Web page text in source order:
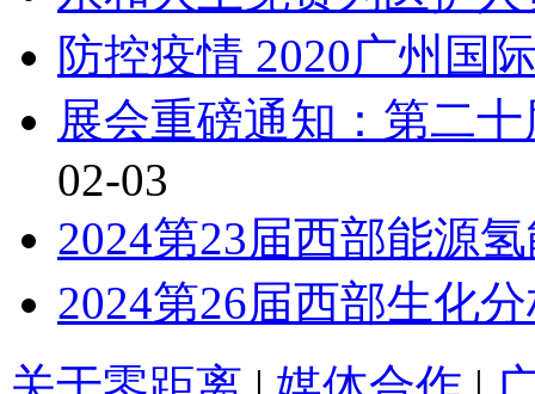
防控疫情 2020广州国
展会重磅通知：第二
02-03
2024第23届西部能源
2024第26届西部生化